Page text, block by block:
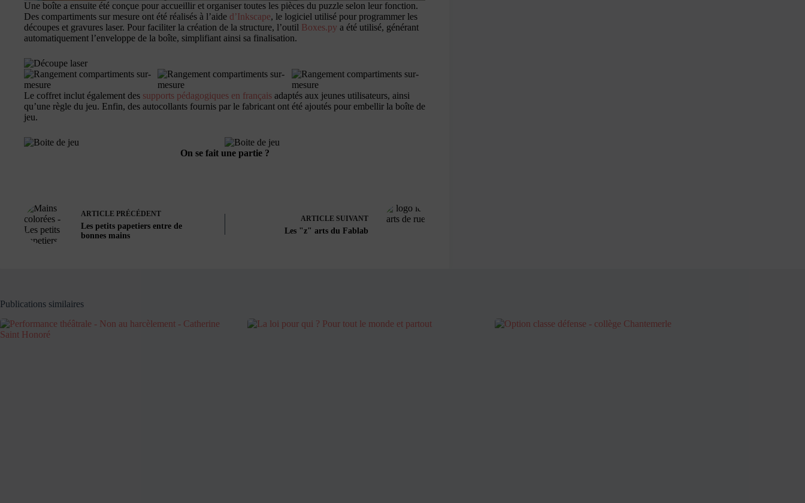
Une boîte a ensuite été conçue pour accueillir et organiser toutes les pièces du puzzle selon leur fonction.
Des compartiments sur mesure ont été réalisés à l’aide d’Inkscape, le logiciel utilisé pour programmer les
découpes et gravures laser. Pour faciliter la création de la structure, l’outil Boxes.py a été utilisé, générant
automatiquement l’enveloppe de la boîte, simplifiant ainsi sa finalisation.
Le coffret inclut également des supports pédagogiques en français adaptés aux jeunes utilisateurs, ainsi
qu’une règle du jeu. Enfin, des autocollants fournis par le fabricant ont été ajoutés pour embellir la boîte de
jeu.
On se fait une partie ?
ARTICLE PRÉCÉDENT
Les petits papetiers entre de
bonnes mains
ARTICLE SUIVANT
Les "z" arts du Fablab
Publications similaires